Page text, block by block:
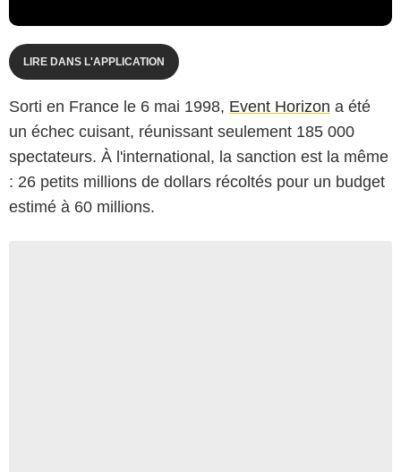
LIRE DANS L'APPLICATION
Sorti en France le 6 mai 1998, Event Horizon a été
un échec cuisant, réunissant seulement 185 000
spectateurs. À l'international, la sanction est la même
: 26 petits millions de dollars récoltés pour un budget
estimé à 60 millions.